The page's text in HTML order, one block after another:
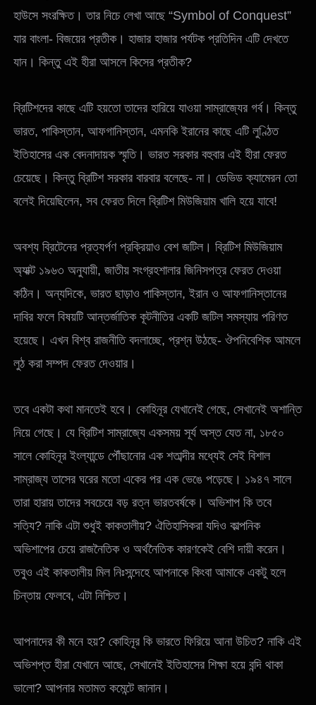
হাউসে সংরক্ষিত। তার নিচে লেখা আছে “Symbol of Conquest”
যার বাংলা- বিজয়ের প্রতীক। হাজার হাজার পর্যটক প্রতিদিন এটি দেখতে
যান। কিন্তু এই হীরা আসলে কিসের প্রতীক?
ব্রিটিশদের কাছে এটি হয়তো তাদের হারিয়ে যাওয়া সাম্রাজ্যের গর্ব। কিন্তু
ভারত, পাকিস্তান, আফগানিস্তান, এমনকি ইরানের কাছে এটি লুণ্ঠিত
ইতিহাসের এক বেদনাদায়ক স্মৃতি। ভারত সরকার বহুবার এই হীরা ফেরত
চেয়েছে। কিন্তু ব্রিটিশ সরকার বারবার বলেছে- না। ডেভিড ক্যামেরন তো
বলেই দিয়েছিলেন, সব ফেরত দিলে ব্রিটিশ মিউজিয়াম খালি হয়ে যাবে!
অবশ্য ব্রিটেনের প্রত্যর্পণ প্রক্রিয়াও বেশ জটিল। ব্রিটিশ মিউজিয়াম
অ্যাক্ট ১৯৬৩ অনুযায়ী, জাতীয় সংগ্রহশালার জিনিসপত্র ফেরত দেওয়া
কঠিন। অন্যদিকে, ভারত ছাড়াও পাকিস্তান, ইরান ও আফগানিস্তানের
দাবির ফলে বিষয়টি আন্তর্জাতিক কূটনীতির একটি জটিল সমস্যায় পরিণত
হয়েছে। এখন বিশ্ব রাজনীতি বদলাচ্ছে, প্রশ্ন উঠছে- ঔপনিবেশিক আমলে
লুঠ করা সম্পদ ফেরত দেওয়ার।
তবে একটা কথা মানতেই হবে। কোহিনূর যেখানেই গেছে, সেখানেই অশান্তি
নিয়ে গেছে। যে ব্রিটিশ সাম্রাজ্যে একসময় সূর্য অস্ত যেত না, ১৮৫০
সালে কোহিনূর ইংল্যান্ডে পৌঁছানোর এক শতাব্দীর মধ্যেই সেই বিশাল
সাম্রাজ্য তাসের ঘরের মতো একের পর এক ভেঙে পড়েছে। ১৯৪৭ সালে
তারা হারায় তাদের সবচেয়ে বড় রত্ন ভারতবর্ষকে। অভিশাপ কি তবে
সত্যি? নাকি এটা শুধুই কাকতালীয়? ঐতিহাসিকরা যদিও কাল্পনিক
অভিশাপের চেয়ে রাজনৈতিক ও অর্থনৈতিক কারণকেই বেশি দায়ী করেন।
তবুও এই কাকতালীয় মিল নিঃসন্দেহে আপনাকে কিংবা আমাকে একটু হলে
চিন্তায় ফেলবে, এটা নিশ্চিত।
আপনাদের কী মনে হয়? কোহিনূর কি ভারতে ফিরিয়ে আনা উচিত? নাকি এই
অভিশপ্ত হীরা যেখানে আছে, সেখানেই ইতিহাসের শিক্ষা হয়ে বন্দি থাকা
ভালো? আপনার মতামত কমেন্টে জানান।